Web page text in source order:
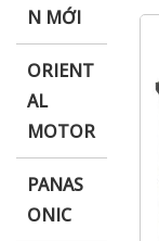
N MỚI
ORIENT
AL
MOTOR
PANAS
ONIC